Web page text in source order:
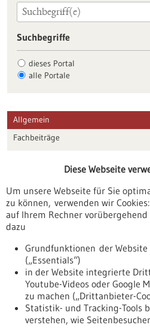
Suchbegriffe
dieses Portal
alle Portale
Allgemein
Fachbeiträge
Veranstaltungen
Erscheinungsdatum
Diese Webseite
Um unsere Webseite für Sie
zu können, verwenden wir
auf Ihrem Rechner
dazu
Grundfunktionen der
(„Essentials“)
in der Website integrierte
Youtube-Videos oder Google
zu machen („Drittanbieter-
Statistik- und Tracking-Tools
verstehen, wie